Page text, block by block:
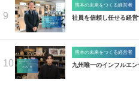
9
熊本の未来をつくる経営者
社員を信頼し任せる経
10
熊本の未来をつくる経営者
九州唯一のインフルエ